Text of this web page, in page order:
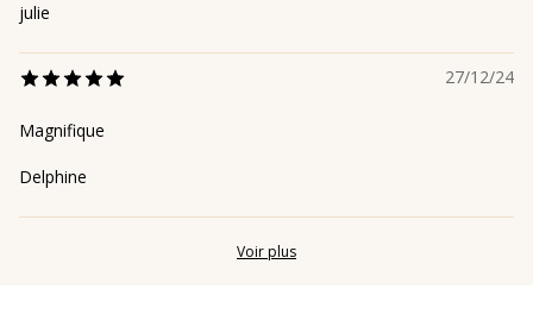
julie
27/12/24
Magnifique
Delphine
Voir plus